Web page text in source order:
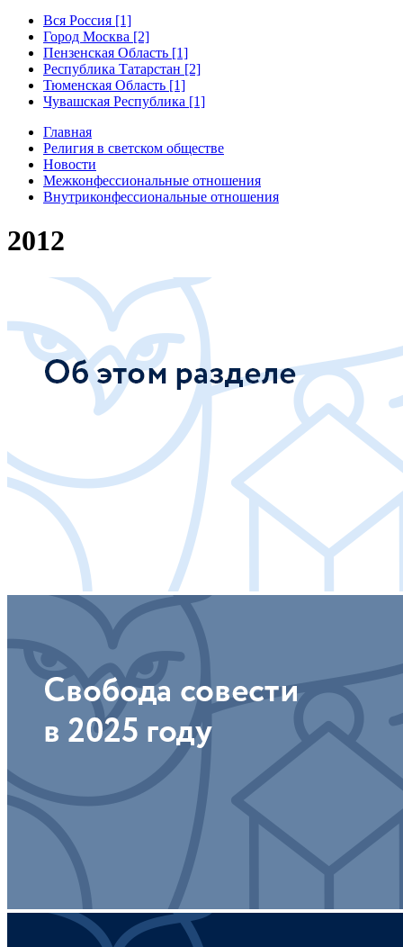
Вся Россия [1]
Город Москва [2]
Пензенская Область [1]
Республика Татарстан [2]
Тюменская Область [1]
Чувашская Республика [1]
Главная
Религия в светском обществе
Новости
Межконфессиональные отношения
Внутриконфессиональные отношения
2012